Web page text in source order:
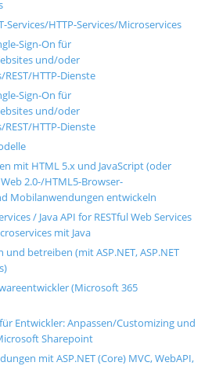
Services/HTTP-Services/Microservices
Sign-On für
und/oder
HTTP-Dienste
Sign-On für
und/oder
HTTP-Dienste
mit HTML 5.x und JavaScript (oder
2.0-/HTML5-Browser-
Mobilanwendungen entwickeln
/ Java API for RESTful Web Services
mit Java
betreiben (mit ASP.NET, ASP.NET
(Microsoft 365
Entwickler: Anpassen/Customizing und
Sharepoint
mit ASP.NET (Core) MVC, WebAPI,